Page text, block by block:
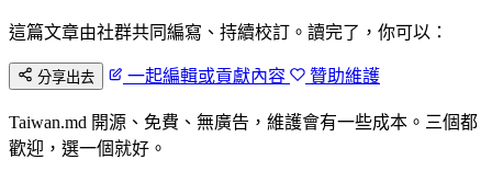
這篇文章由社群共同編寫、持續校訂。讀完了，你可以：
分享出去 一起編輯或貢獻內容 贊助維護
Taiwan.md 開源、免費、無廣告，維護會有一些成本。三個都
歡迎，選一個就好。